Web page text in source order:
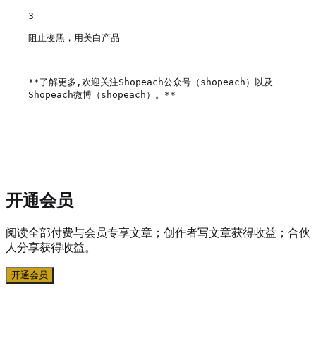
3
阻止变黑，用美白产品
**了解更多,欢迎关注Shopeach公众号（shopeach）以及
Shopeach微博（shopeach）。**
开通会员
阅读全部付费与会员专享文章；创作者写文章获得收益；合伙
人分享获得收益。
开通会员